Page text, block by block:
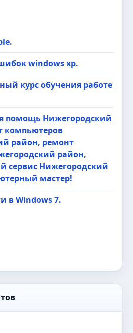
windows xp.
курс обучения работе
помощь Нижегородский
компьютеров
район, ремонт
район,
сервис Нижегородский
мастер!
в Windows 7.